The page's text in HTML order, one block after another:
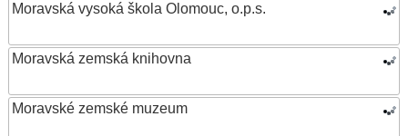
Moravská vysoká škola Olomouc, o.p.s.
Moravská zemská knihovna
Moravské zemské muzeum